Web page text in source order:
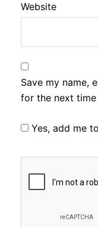
Website
Save my name,
for the next time
Yes, add me